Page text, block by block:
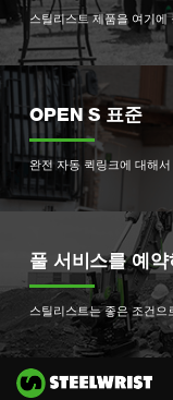
스틸리스트 제품을 여기에
OPEN S 표준
완전 자동 퀵링크에 대해
풀 서비스를 예약
스틸리스트는 좋은 조건으